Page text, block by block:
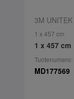
3M UNITEK
1 x 457 cm
1 x 457 cm
Tuotenumero:
MD177569